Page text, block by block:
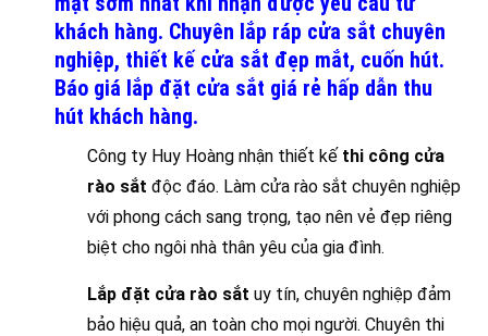
khách hàng. Chuyên lắp ráp cửa sắt chuyên
nghiệp, thiết kế cửa sắt đẹp mắt, cuốn hút.
Báo giá lắp đặt cửa sắt giá rẻ hấp dẫn thu
hút khách hàng.
Công ty Huy Hoàng nhận thiết kế thi công cửa
rào sắt độc đáo. Làm cửa rào sắt chuyên nghiệp
với phong cách sang trọng, tạo nên vẻ đẹp riêng
biệt cho ngôi nhà thân yêu của gia đình.
Lắp đặt cửa rào sắt uy tín, chuyên nghiệp đảm
bảo hiệu quả, an toàn cho mọi người. Chuyên thi